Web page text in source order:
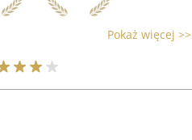
Pokaż więcej >>